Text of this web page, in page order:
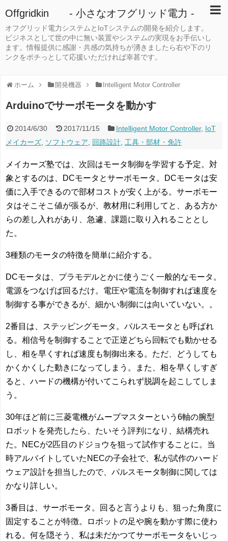
Offgridkin - 小さなオフグリッド電力 -
オフグリッド電力システムとIoTシステムの開発を紹介します。
ビジネスとして世の中に無い装置やシステムの実現をお手伝いし
ます。情報提供に感謝・共感の気持ちが湧きましたら右や下のリ
ンクをポチっとして応援いただければ幸甚です。
ホーム 開発機器 Intelligent Motor Controller
Arduinoでサーボモータを動かす
2014/6/30 2017/11/15 Intelligent Motor Controller, IoT
メイカーズ
ソフトウェア 回路設計 工具・部材・免許
メイカーズ塾では、次回はモータ制御を学習する予定。対
象とするのは、DCモータとサーボモータ。DCモータは安
価に入手できるので部材コストが安く上がる。サーボモー
タはそこそこ値が張るが、教材用に利用してと、ある方か
らの差し入れがあり、急遽、課題に取り入れることとし
た。
3種類のモータの特徴を簡単に紹介する。
DCモータは、プラモデルとかに使うごく一般的なモータ。
電源をつなげば回るだけ。電圧や電流を制御すれば速度を
制御する事ができるが、細かい制御には向いていない。。
2番目は、ステッピングモータ。パルスモータとも呼ばれ
る。相信号を制御することで正逆どちら回転でも動かせる
し、相を早くすれば速度も制御出来る。ただ、どうしても
かくかくした動きになってしまう。また、相を早くしすぎ
ると、ハードの機構が付いてこられず脱調を起こしてしま
う。
30年ほど前に三菱電機がムーブマスターという6軸の腕型
ロボットを発売したら、たいそう評判になり、結構売れ
た。NECが2匹目のドジョウを狙って試作することに。当
時アルバイトしていたNECの子会社で、私が試作のハード
ウェア設計を担当したので、パルスモータ制御に関しては
かなり詳しい。
3番目は、サーボモータ。回ると言うよりも、狙った角度に
固定することが特徴。ロボットの足や腕を動かす際に使わ
れる。何を隠そう、私は未だかつてサーボモータをいじっ